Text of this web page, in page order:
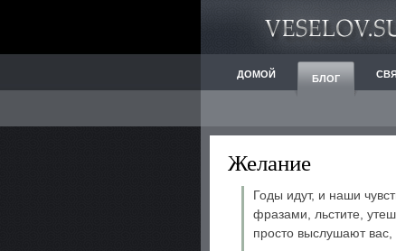
ДОМОЙ БЛОГ
Желание
Годы идут, и наши
фразами, льстите,
просто выслушают вас,